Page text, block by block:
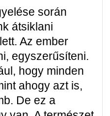
során
átsiklani
Az ember
egyszerűsíteni.
hogy minden
ahogy azt is,
De ez a